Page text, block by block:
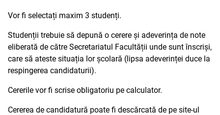
Vor fi selectați maxim 3 studenți.
Studenții trebuie să depună o cerere și adeverința de note
eliberată de către Secretariatul Facultății unde sunt înscriși,
care să ateste situația lor școlară (lipsa adeverinței duce la
respingerea candidaturii).
Cererile vor fi scrise obligatoriu pe calculator.
Cererea de candidatură poate fi descărcată de pe site-ul